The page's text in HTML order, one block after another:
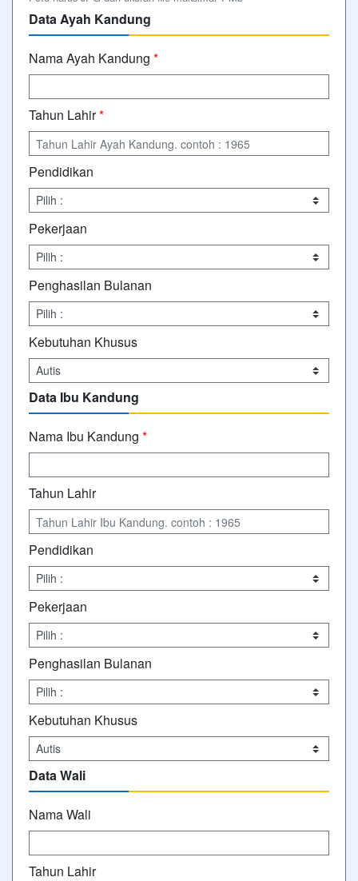
Data Ayah Kandung
Nama Ayah Kandung *
Tahun Lahir*
Pendidikan
Pekerjaan
Penghasilan Bulanan
Kebutuhan Khusus
Data Ibu Kandung
Nama Ibu Kandung *
Tahun Lahir
Pendidikan
Pekerjaan
Penghasilan Bulanan
Kebutuhan Khusus
Data Wali
Nama Wali
Tahun Lahir